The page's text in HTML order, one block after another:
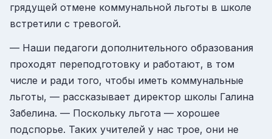
грядущей отмене коммунальной льготы в школе
встретили с тревогой.
— Наши педагоги дополнительного образования
проходят переподготовку и работают, в том
числе и ради того, чтобы иметь коммунальные
льготы, — рассказывает директор школы Галина
Забелина. — Поскольку льгота — хорошее
подспорье. Таких учителей у нас трое, они не